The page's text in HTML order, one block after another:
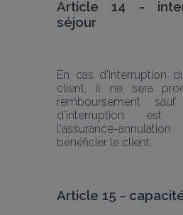
Article 14 -
séjour
En cas d'interruption
client, il ne sera
remboursement
d'interruption est
l'assurance-
bénéficier le client.
Article 15 -